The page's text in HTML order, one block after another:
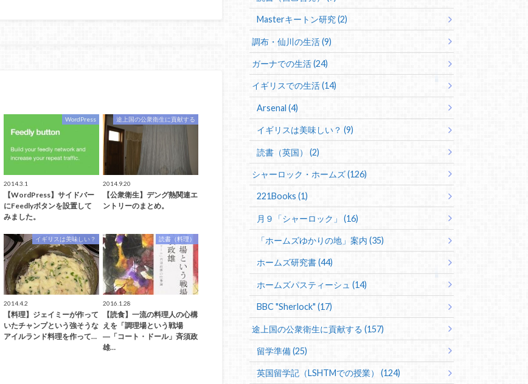
WordPress
2014.3.1
【WordPress】サイドバー
にFeedlyボタンを設置して
みました。
途上国の公衆衛生に貢献する
2014.9.20
【公衆衛生】デング熱関連エ
ントリーのまとめ。
イギリスは美味しい？
2014.4.2
【料理】ジェイミーが作って
いたチャンプという強そうな
アイルランド料理を作って…
読書（料理）
2016.1.28
【読食】一流の料理人の心構
えを「調理場という戦場
―「コート・ドール」斉須政
雄…
Masterキートン研究 (2)
調布・仙川の生活 (9)
ガーナでの生活 (24)
イギリスでの生活 (14)
Arsenal (4)
イギリスは美味しい？ (9)
読書（英国） (2)
シャーロック・ホームズ (126)
221Books (1)
月９「シャーロック」 (16)
「ホームズゆかりの地」案内 (35)
ホームズ研究書 (44)
ホームズパスティーシュ (14)
BBC "Sherlock" (17)
途上国の公衆衛生に貢献する (157)
留学準備 (25)
英国留学記（LSHTMでの授業） (124)